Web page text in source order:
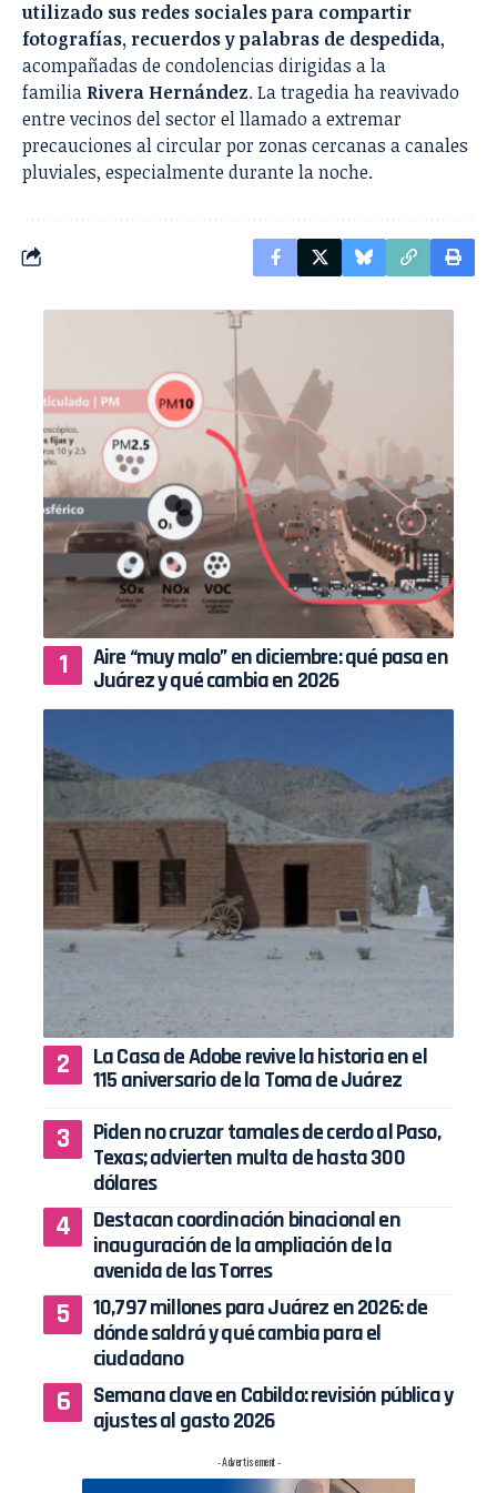
utilizado sus redes sociales para compartir
fotografías, recuerdos y palabras de despedida,
acompañadas de condolencias dirigidas a la
familia Rivera Hernández. La tragedia ha reavivado
entre vecinos del sector el llamado a extremar
precauciones al circular por zonas cercanas a canales
pluviales, especialmente durante la noche.
Aire “muy malo” en diciembre: qué pasa en
Juárez y qué cambia en 2026
La Casa de Adobe revive la historia en el
115 aniversario de la Toma de Juárez
Piden no cruzar tamales de cerdo al Paso,
Texas; advierten multa de hasta 300
dólares
Destacan coordinación binacional en
inauguración de la ampliación de la
avenida de las Torres
10,797 millones para Juárez en 2026: de
dónde saldrá y qué cambia para el
ciudadano
Semana clave en Cabildo: revisión pública y
ajustes al gasto 2026
- Advertisement -